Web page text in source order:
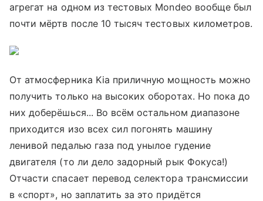
агрегат на одном из тестовых Mondeo вообще был
почти мёртв после 10 тысяч тестовых километров.
От атмосферника Kia приличную мощность можно
получить только на высоких оборотах. Но пока до
них доберёшься... Во всём остальном диапазоне
приходится изо всех сил погонять машину
ленивой педалью газа под унылое гудение
двигателя (то ли дело задорный рык Фокуса!)
Отчасти спасает перевод селектора трансмиссии
в «спорт», но заплатить за это придётся